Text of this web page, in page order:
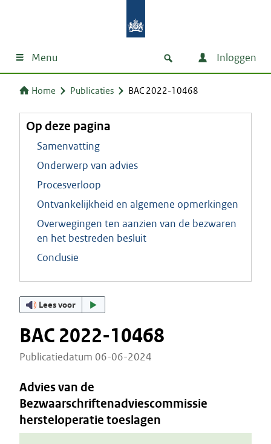
Menu Inloggen
Home Publicaties BAC 2022-10468
Op deze pagina
Samenvatting
Onderwerp van advies
Procesverloop
Ontvankelijkheid en algemene opmerkingen
Overwegingen ten aanzien van de bezwaren
en het bestreden besluit
Conclusie
Lees voor
BAC 2022-10468
Publicatiedatum 06-06-2024
Advies van de
Bezwaarschriftenadviescommissie
hersteloperatie toeslagen